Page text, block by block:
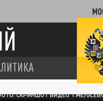
СКРИНШОТ ВИДЕО T.ME/